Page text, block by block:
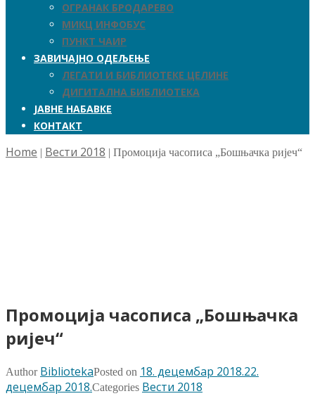
ОГРАНАК БРОДАРЕВО
МИКЦ ИНФОБУС
ПУНКТ ЧАИР
ЗАВИЧАЈНО ОДЕЉЕЊЕ
ЛЕГАТИ И БИБЛИОТЕКЕ ЦЕЛИНЕ
ДИГИТАЛНА БИБЛИОТЕКА
ЈАВНЕ НАБАВКЕ
КОНТАКТ
Home | Вести 2018 | Промоција часописа „Бошњачка ријеч“
Промоција часописа „Бошњачка
ријеч“
Author BibliotekaPosted on 18. децембар 2018.22.
децембар 2018.Categories Вести 2018